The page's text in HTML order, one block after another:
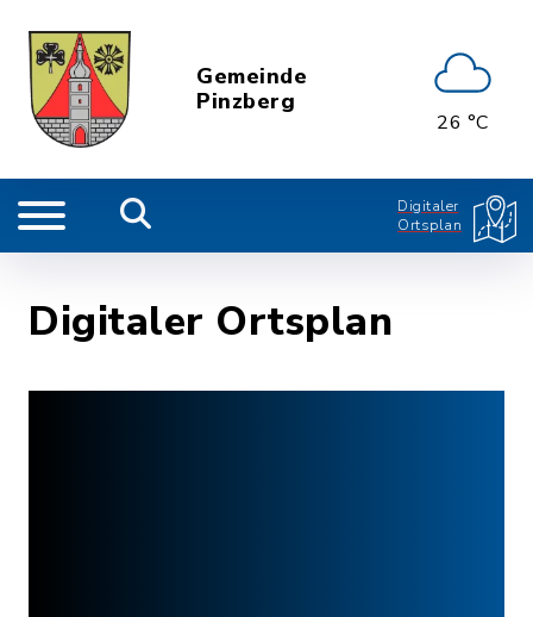
Gemeinde
Pinzberg
26 °C
Digitaler
Ortsplan
Digitaler Ortsplan